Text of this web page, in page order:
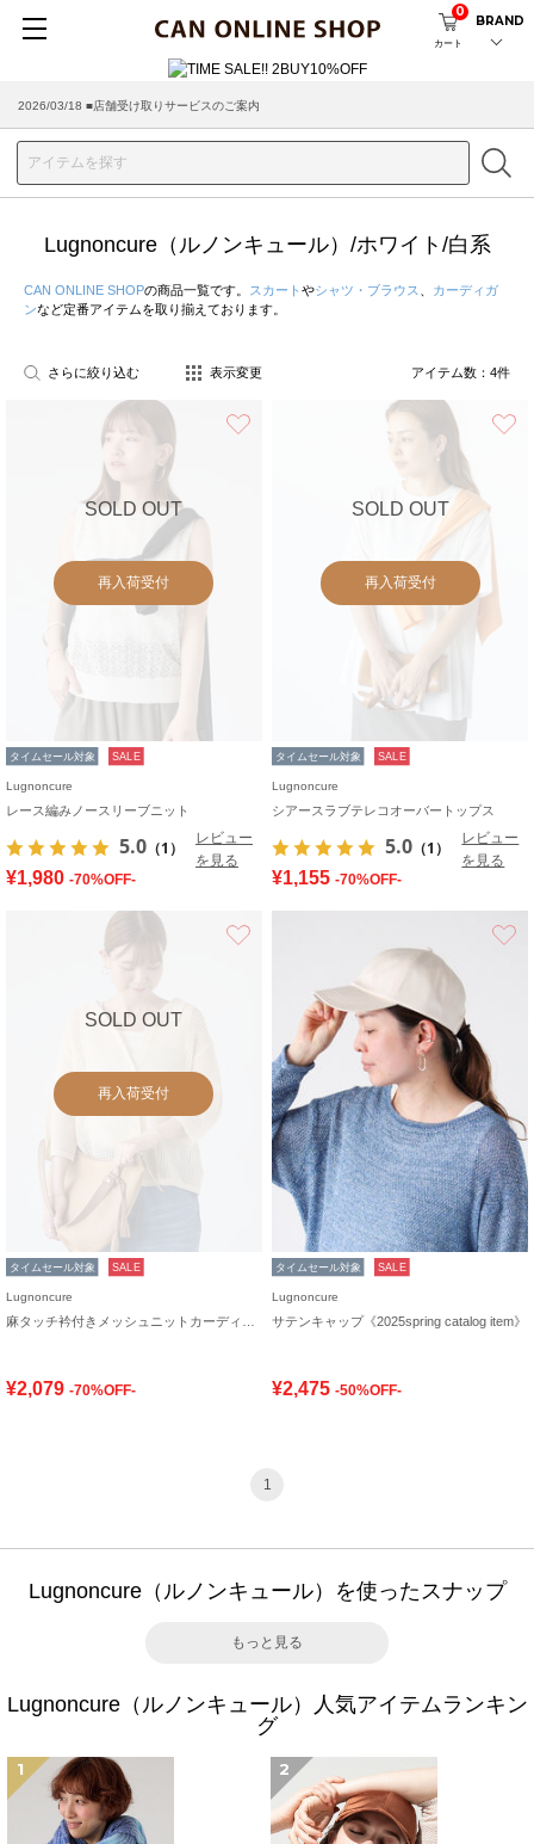
カート
0
BRAND
2026/03/18 ■店舗受け取りサービスのご案内
Lugnoncure（ルノンキュール）/ホワイト/白系
CAN ONLINE SHOPの商品一覧です。 スカート やシャツ・ブラウス
カーディガ
ンなど定番アイテムを取り揃えております。
さらに絞り込む 表示変更 アイテム数： 4件
SOLD OUT
再入荷受付
タイムセール対象 SALE
Lugnoncure
レース編みノースリーブニット
5.0 （1）
レビュー
を見る
¥1,980 -70%OFF-
SOLD OUT
再入荷受付
タイムセール対象 SALE
Lugnoncure
シアースラブテレコオーバートップス
5.0 （1）
レビュー
を見る
¥1,155 -70%OFF-
SOLD OUT
再入荷受付
タイムセール対象 SALE
Lugnoncure
¥2,079 -70%OFF-
タイムセール対象 SALE
Lugnoncure
サテンキャップ《2025spring catalog item》
¥2,475 -50%OFF-
1
Lugnoncure（ルノンキュール）を使ったスナップ
もっと見る
Lugnoncure（ルノンキュール）人気アイテムランキン
グ
1 2